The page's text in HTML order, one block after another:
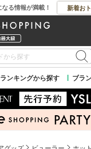
る情報が満載！ 新着お
ランキングから探す ブラ